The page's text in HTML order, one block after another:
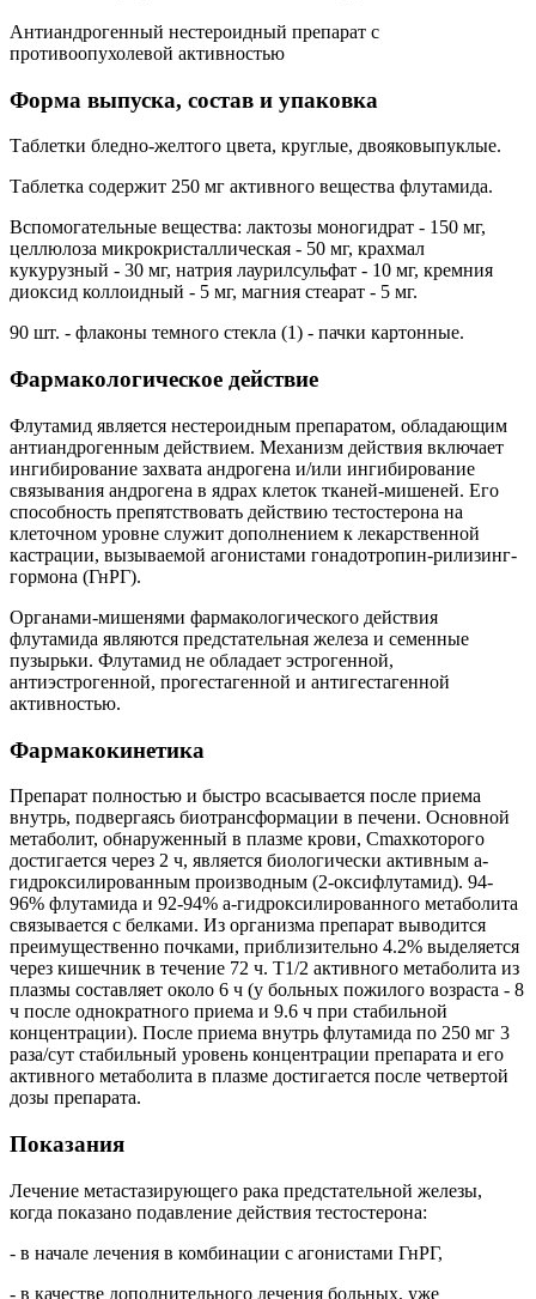
Антиандрогенный нестероидный препарат с
противоопухолевой активностью
Форма выпуска, состав и упаковка
Таблетки бледно-желтого цвета, круглые, двояковыпуклые.
Таблетка содержит 250 мг активного вещества флутамида.
Вспомогательные вещества: лактозы моногидрат - 150 мг,
целлюлоза микрокристаллическая - 50 мг, крахмал
кукурузный - 30 мг, натрия лаурилсульфат - 10 мг, кремния
диоксид коллоидный - 5 мг, магния стеарат - 5 мг.
90 шт. - флаконы темного стекла (1) - пачки картонные.
Фармакологическое действие
Флутамид является нестероидным препаратом, обладающим
антиандрогенным действием. Механизм действия включает
ингибирование захвата андрогена и/или ингибирование
связывания андрогена в ядрах клеток тканей-мишеней. Его
способность препятствовать действию тестостерона на
клеточном уровне служит дополнением к лекарственной
кастрации, вызываемой агонистами гонадотропин-рилизинг-
гормона (ГнРГ).
Органами-мишенями фармакологического действия
флутамида являются предстательная железа и семенные
пузырьки. Флутамид не обладает эстрогенной,
антиэстрогенной, прогестагенной и антигестагенной
активностью.
Фармакокинетика
Препарат полностью и быстро всасывается после приема
внутрь, подвергаясь биотрансформации в печени. Основной
метаболит, обнаруженный в плазме крови, Cmaxкоторого
достигается через 2 ч, является биологически активным a-
гидроксилированным производным (2-оксифлутамид). 94-
96% флутамида и 92-94% a-гидроксилированного метаболита
связывается с белками. Из организма препарат выводится
преимущественно почками, приблизительно 4.2% выделяется
через кишечник в течение 72 ч. T1/2 активного метаболита из
плазмы составляет около 6 ч (у больных пожилого возраста - 8
ч после однократного приема и 9.6 ч при стабильной
концентрации). После приема внутрь флутамида по 250 мг 3
раза/сут стабильный уровень концентрации препарата и его
активного метаболита в плазме достигается после четвертой
дозы препарата.
Показания
Лечение метастазирующего рака предстательной железы,
когда показано подавление действия тестостерона:
- в начале лечения в комбинации с агонистами ГнРГ,
- в качестве дополнительного лечения больных, уже